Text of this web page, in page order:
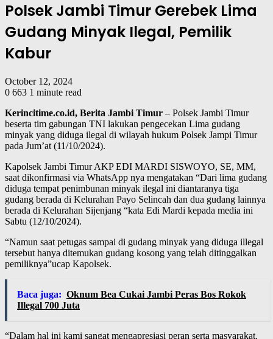
Polsek Jambi Timur Gerebek Lima
Gudang Minyak Ilegal, Pemilik
Kabur
October 12, 2024
0 663 1 minute read
Kerincitime.co.id, Berita Jambi Timur – Polsek Jambi Timur
beserta tim gabungan TNI lakukan pengecekan Lima gudang
minyak yang diduga ilegal di wilayah hukum Polsek Jampi Timur
pada Jum’at (11/10/2024).
Kapolsek Jambi Timur AKP EDI MARDI SISWOYO, SE, MM,
saat dikonfirmasi via WhatsApp nya mengatakan “Dari lima gudang
diduga tempat penimbunan minyak ilegal ini diantaranya tiga
gudang berada di Kelurahan Payo Selincah dan dua gudang lainnya
berada di Kelurahan Sijenjang “kata Edi Mardi kepada media ini
Sabtu (12/10/2024).
“Namun saat petugas sampai di gudang minyak yang diduga illegal
tersebut hanya ditemukan gudang kosong yang telah ditinggalkan
pemiliknya”ucap Kapolsek.
Baca juga: Oknum Bea Cukai Jambi Peras Bos Rokok
Illegal 700 Juta
“Dalam hal ini kami sangat mengapresiasi peran serta masyarakat.